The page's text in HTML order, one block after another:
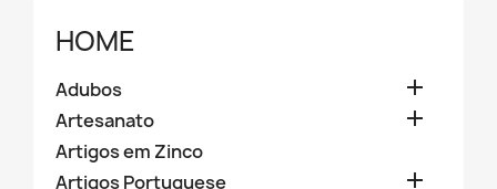
HOME
Adubos 
Artesanato 
Artigos em Zinco
Artigos Portuguese
